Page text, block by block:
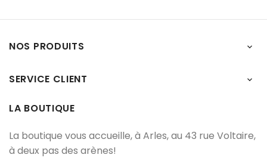
NOS PRODUITS 
SERVICE CLIENT 
LA BOUTIQUE
La boutique vous accueille, à Arles, au 43 rue Voltaire,
à deux pas des arènes!